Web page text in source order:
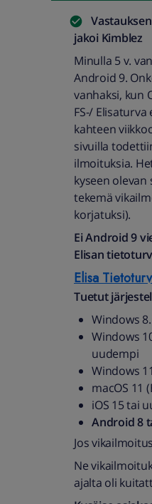
jakoi Kimblez
Minulla 5 v.
Android 9.
vanhaksi, kun
FS-/
kahteen
sivuilla
ilmoituksia.
kyseen olevan
tekemä
korjatuksi).
Ei Android 9
Elisan
Elisa
Tuetut
Windows
Windows
uudempi
Windows 11
macOS 11
iOS 15 tai
Android 8
Jos
Ne
ajalta oli